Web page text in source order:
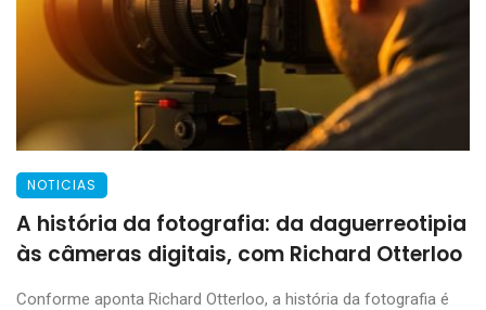
NOTICIAS
A história da fotografia: da daguerreotipia
às câmeras digitais, com Richard Otterloo
Conforme aponta Richard Otterloo, a história da fotografia é